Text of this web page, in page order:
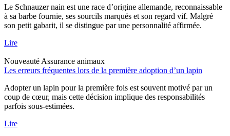
Le Schnauzer nain est une race d’origine allemande, reconnaissable
à sa barbe fournie, ses sourcils marqués et son regard vif. Malgré
son petit gabarit, il se distingue par une personnalité affirmée.
Lire
Nouveauté Assurance animaux
Les erreurs fréquentes lors de la première adoption d’un lapin
Adopter un lapin pour la première fois est souvent motivé par un
coup de cœur, mais cette décision implique des responsabilités
parfois sous-estimées.
Lire